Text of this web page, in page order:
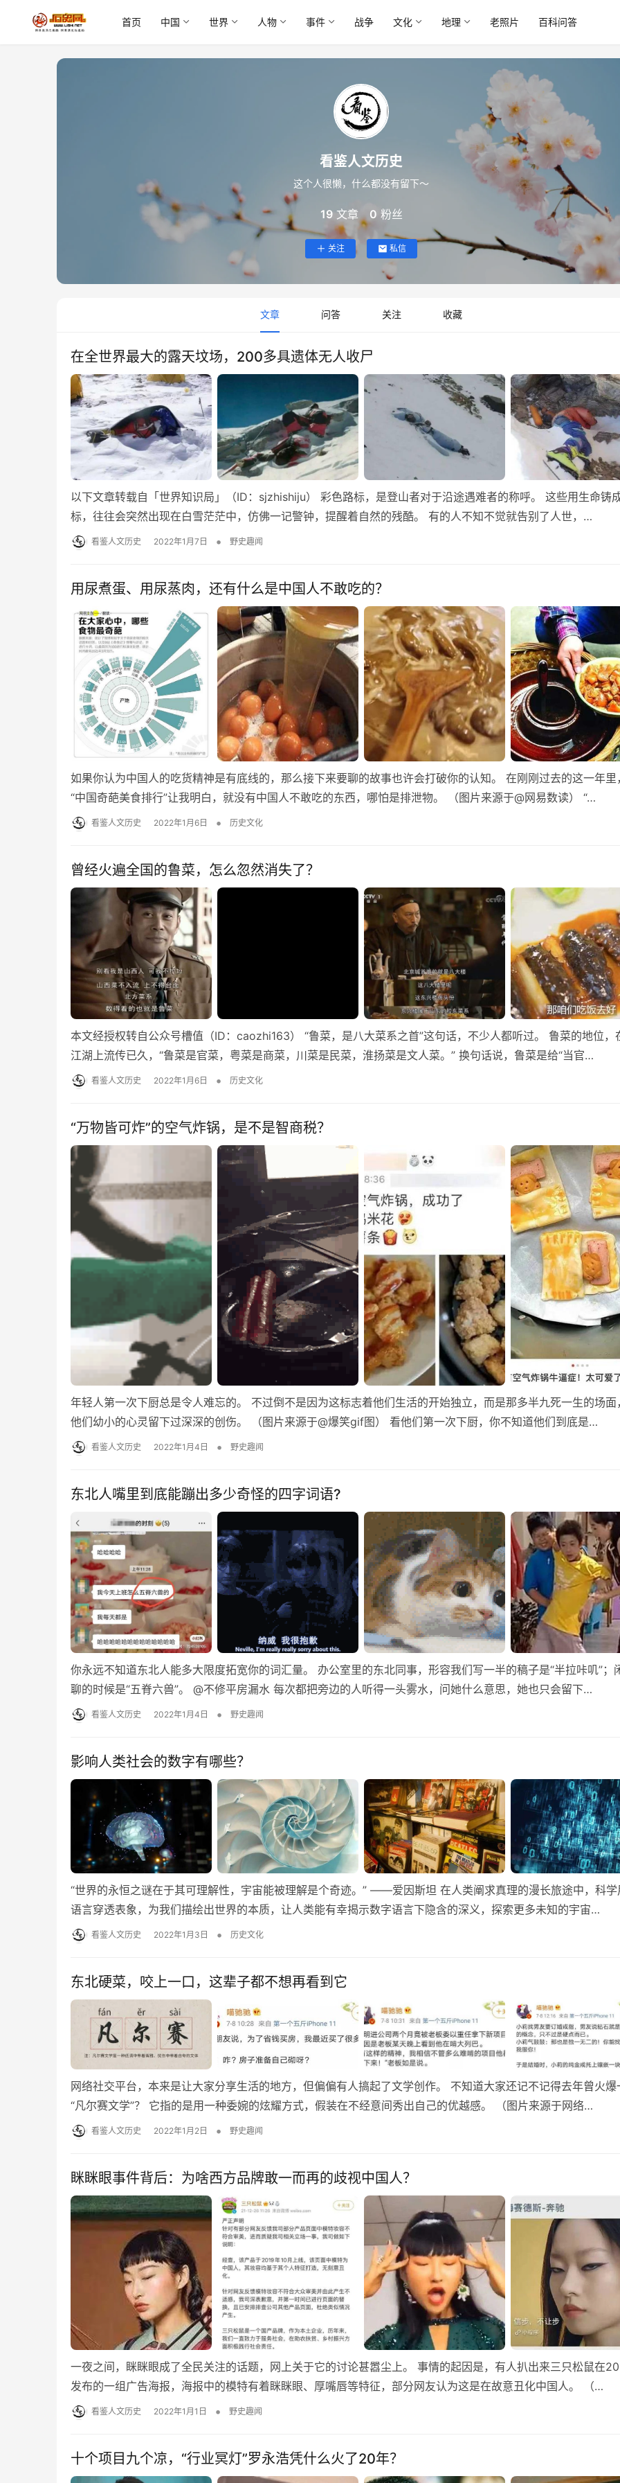
首页 中国 世界 人物 事件 战争 文化 地理 老照片 百科问答
看鉴人文历史
这个人很懒，什么都没有留下～
19 文章 0 粉丝
关注 私信
文章 问答 关注 收藏
在全世界最大的露天坟场，200多具遗体无人收尸
以下文章转载自「世界知识局」（ID：sjzhishiju） 彩色路标，是登山者对于沿途遇难者的称呼。 这些用生命铸
标，往往会突然出现在白雪茫茫中，仿佛一记警钟，提醒着自然的残酷。 有的人不知不觉就告别了人世，…
看鉴人文历史 2022年1月7日 • 野史趣闻
用尿煮蛋、用尿蒸肉，还有什么是中国人不敢吃的？
如果你认为中国人的吃货精神是有底线的，那么接下来要聊的故事也许会打破你的认知。 在刚刚过去的这一年里
“中国奇葩美食排行”让我明白，就没有中国人不敢吃的东西，哪怕是排泄物。 （图片来源于@网易数读） “…
看鉴人文历史 2022年1月6日 • 历史文化
曾经火遍全国的鲁菜，怎么忽然消失了？
本文经授权转自公众号槽值（ID：caozhi163） “鲁菜，是八大菜系之首”这句话，不少人都听过。 鲁菜的地位，
江湖上流传已久，“鲁菜是官菜，粤菜是商菜，川菜是民菜，淮扬菜是文人菜。” 换句话说，鲁菜是给“当官…
看鉴人文历史 2022年1月6日 • 历史文化
“万物皆可炸”的空气炸锅，是不是智商税？
年轻人第一次下厨总是令人难忘的。 不过倒不是因为这标志着他们生活的开始独立，而是那多半九死一生的场面
他们幼小的心灵留下过深深的创伤。 （图片来源于@爆笑gif图） 看他们第一次下厨，你不知道他们到底是…
看鉴人文历史 2022年1月4日 • 野史趣闻
东北人嘴里到底能蹦出多少奇怪的四字词语?
你永远不知道东北人能多大限度拓宽你的词汇量。 办公室里的东北同事，形容我们写一半的稿子是“半拉咔叽”；
聊的时候是“五脊六兽”。 @不修平房漏水 每次都把旁边的人听得一头雾水，问她什么意思，她也只会留下…
看鉴人文历史 2022年1月4日 • 野史趣闻
影响人类社会的数字有哪些？
“世界的永恒之谜在于其可理解性，宇宙能被理解是个奇迹。” ——爱因斯坦 在人类阐求真理的漫长旅途中，科学
语言穿透表象，为我们描绘出世界的本质，让人类能有幸揭示数字语言下隐含的深义，探索更多未知的宇宙…
看鉴人文历史 2022年1月3日 • 历史文化
东北硬菜，咬上一口，这辈子都不想再看到它
网络社交平台，本来是让大家分享生活的地方，但偏偏有人搞起了文学创作。 不知道大家还记不记得去年曾火爆
“凡尔赛文学”？ 它指的是用一种委婉的炫耀方式，假装在不经意间秀出自己的优越感。 （图片来源于网络…
看鉴人文历史 2022年1月2日 • 野史趣闻
眯眯眼事件背后：为啥西方品牌敢一而再的歧视中国人？
一夜之间，眯眯眼成了全民关注的话题，网上关于它的讨论甚嚣尘上。 事情的起因是，有人扒出来三只松鼠在
发布的一组广告海报，海报中的模特有着眯眯眼、厚嘴唇等特征，部分网友认为这是在故意丑化中国人。 （…
看鉴人文历史 2022年1月1日 • 野史趣闻
十个项目九个凉，“行业冥灯”罗永浩凭什么火了20年？